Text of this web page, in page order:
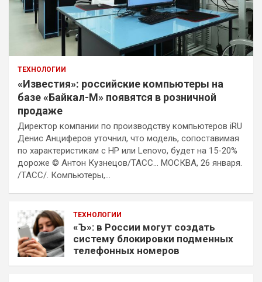
ТЕХНОЛОГИИ
«Известия»: российские компьютеры на
базе «Байкал-М» появятся в розничной
продаже
Директор компании по производству компьютеров iRU
Денис Анциферов уточнил, что модель, сопоставимая
по характеристикам с HP или Lenovo, будет на 15-20%
дороже © Антон Кузнецов/ТАСС… МОСКВА, 26 января.
/ТАСС/. Компьютеры,…
ТЕХНОЛОГИИ
«Ъ»: в России могут создать
систему блокировки подменных
телефонных номеров